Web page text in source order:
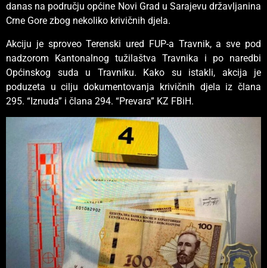
danas na području općine Novi Grad u Sarajevu državljanina
Crne Gore zbog nekoliko krivičnih djela.
Akciju je sproveo Terenski ured FUP-a Travnik, a sve pod
nadzorom Kantonalnog tužilaštva Travnika i po naredbi
Općinskog suda u Travniku. Kako su istakli, akcija je
poduzeta u cilju dokumentovanja krivičnih djela iz člana
295. “Iznuda” i člana 294. “Prevara” KZ FBiH.